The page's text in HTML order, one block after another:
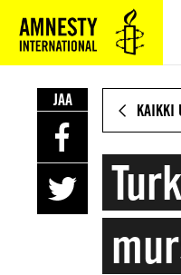
VARSINAISEEN
SISÄLTÖÖN
KAIKKI
JAA